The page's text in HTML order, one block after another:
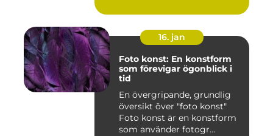
16. jan
Foto konst: En konstform
som förevigar ögonblick i
tid
En övergripande, grundlig
översikt över "foto konst"
Foto konst är en konstform
som använder fotogr...